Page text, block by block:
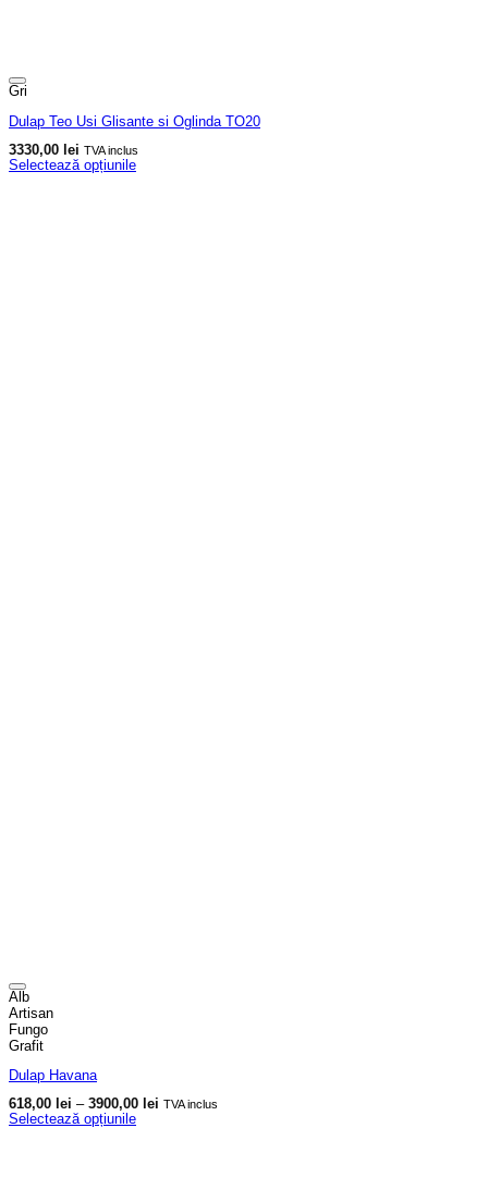
Gri
Dulap Teo Usi Glisante si Oglinda TO20
3330,00 lei TVA inclus
Selectează opțiunile
Alb
Artisan
Fungo
Grafit
Dulap Havana
618,00 lei – 3900,00 lei Interval
TVA inclus
Selectează opțiunile